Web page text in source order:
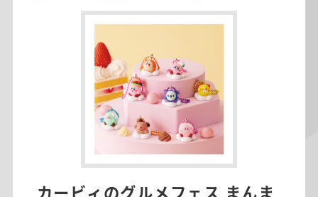
カービィのグルメフェス まんま